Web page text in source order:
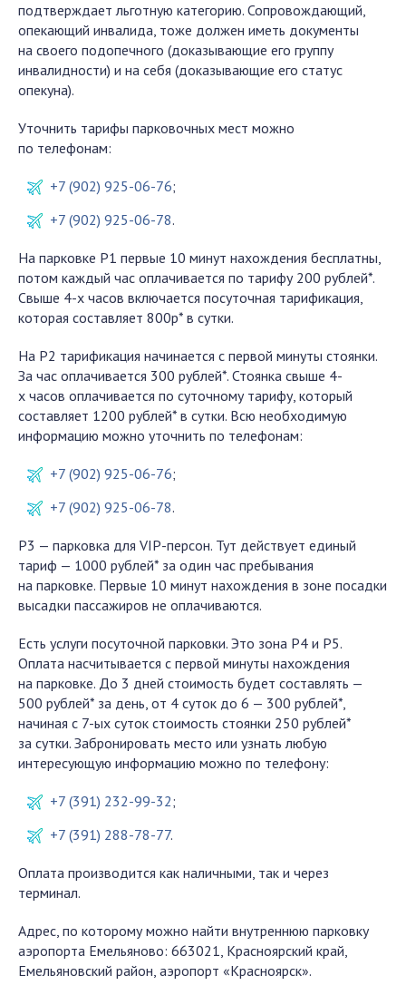
подтверждает льготную категорию. Сопровождающий,
опекающий инвалида, тоже должен иметь документы
на своего подопечного (доказывающие его группу
инвалидности) и на себя (доказывающие его статус
опекуна).
Уточнить тарифы парковочных мест можно
по телефонам:
+7 (902) 925-06-76;
+7 (902) 925-06-78.
На парковке Р1 первые 10 минут нахождения бесплатны,
потом каждый час оплачивается по тарифу 200 рублей*.
Свыше 4-х часов включается посуточная тарификация,
которая составляет 800р* в сутки.
На Р2 тарификация начинается с первой минуты стоянки.
За час оплачивается 300 рублей*. Стоянка свыше 4-
х часов оплачивается по суточному тарифу, который
составляет 1200 рублей* в сутки. Всю необходимую
информацию можно уточнить по телефонам:
+7 (902) 925-06-76;
+7 (902) 925-06-78.
Р3 — парковка для VIP-персон. Тут действует единый
тариф — 1000 рублей* за один час пребывания
на парковке. Первые 10 минут нахождения в зоне посадки
высадки пассажиров не оплачиваются.
Есть услуги посуточной парковки. Это зона Р4 и Р5.
Оплата насчитывается с первой минуты нахождения
на парковке. До 3 дней стоимость будет составлять —
500 рублей* за день, от 4 суток до 6 — 300 рублей*,
начиная с 7-ых суток стоимость стоянки 250 рублей*
за сутки. Забронировать место или узнать любую
интересующую информацию можно по телефону:
+7 (391) 232-99-32;
+7 (391) 288-78-77.
Оплата производится как наличными, так и через
терминал.
Адрес, по которому можно найти внутреннюю парковку
аэропорта Емельяново: 663021, Красноярский край,
Емельяновский район, аэропорт «Красноярск».